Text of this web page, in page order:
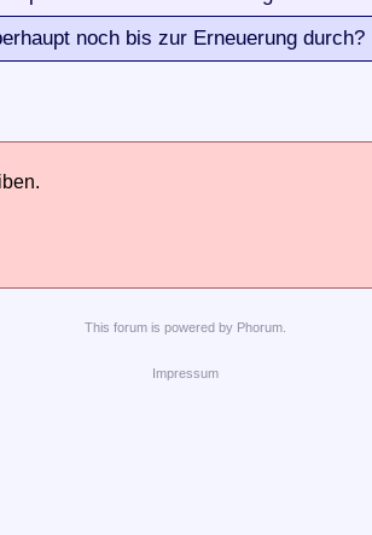
noch bis zur Erneuerung durch?
This forumis powered by Phorum.
Impressum